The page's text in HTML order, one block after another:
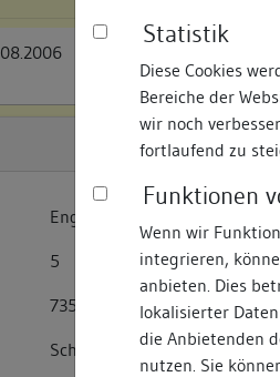
Statistik
Diese Cookies
Bereiche der
wir noch
fortlaufend zu
Funktionen
Wenn wir
integrieren,
anbieten. Dies
lokalisierter
die Anbietenden
nutzen. Sie
Engelgasse
5
73525
Schwäbisch Gmünd